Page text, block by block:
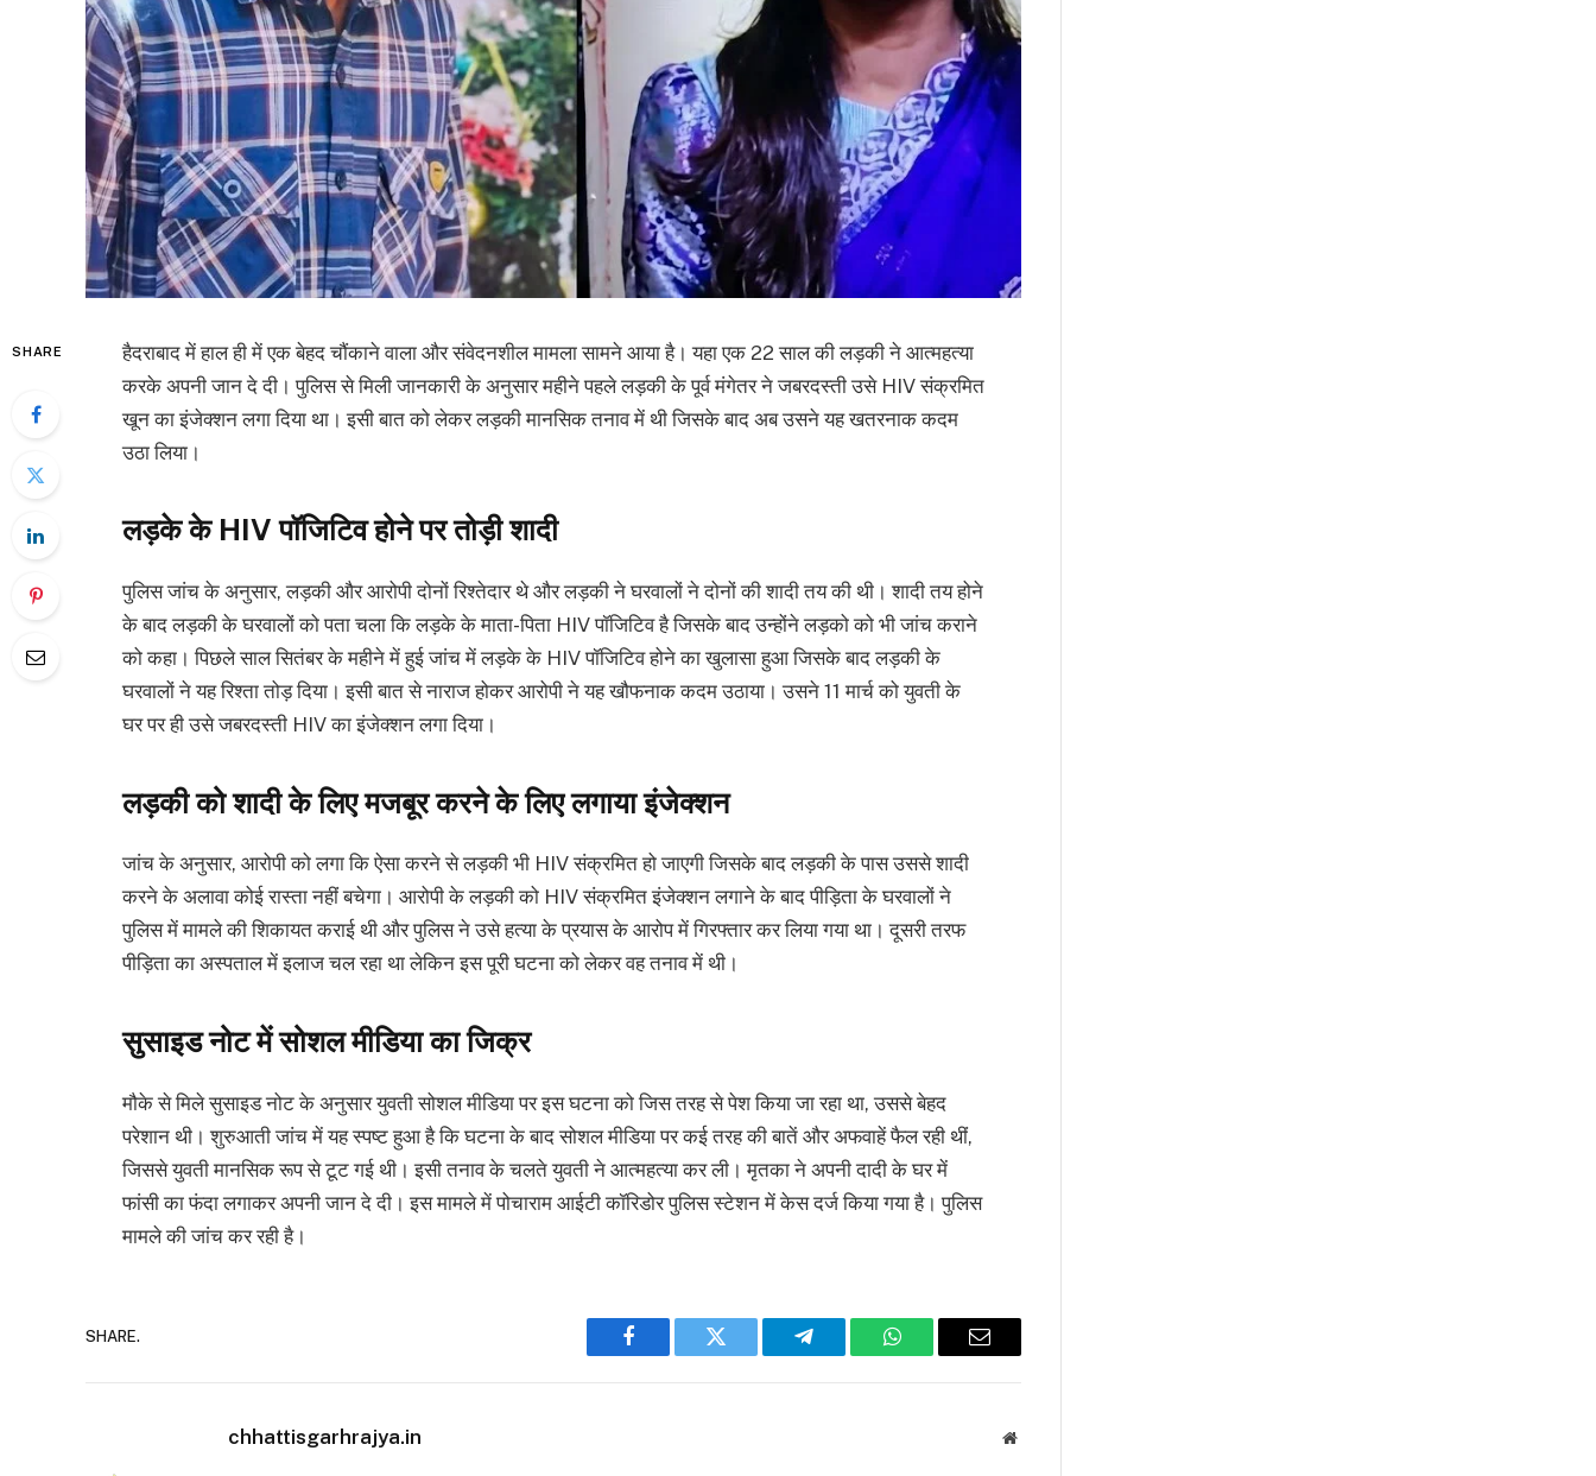
SHARE
हैदराबाद में हाल ही में एक बेहद चौंकाने वाला और संवेदनशील मामला सामने आया है। यहा एक 22 साल की लड़की ने आत्महत्या
करके अपनी जान दे दी। पुलिस से मिली जानकारी के अनुसार महीने पहले लड़की के पूर्व मंगेतर ने जबरदस्ती उसे HIV संक्रमित
खून का इंजेक्शन लगा दिया था। इसी बात को लेकर लड़की मानसिक तनाव में थी जिसके बाद अब उसने यह खतरनाक कदम
उठा लिया।
लड़के के HIV पॉजिटिव होने पर तोड़ी शादी
पुलिस जांच के अनुसार, लड़की और आरोपी दोनों रिश्तेदार थे और लड़की ने घरवालों ने दोनों की शादी तय की थी। शादी तय होने
के बाद लड़की के घरवालों को पता चला कि लड़के के माता-पिता HIV पॉजिटिव है जिसके बाद उन्होंने लड़को को भी जांच कराने
को कहा। पिछले साल सितंबर के महीने में हुई जांच में लड़के के HIV पॉजिटिव होने का खुलासा हुआ जिसके बाद लड़की के
घरवालों ने यह रिश्ता तोड़ दिया। इसी बात से नाराज होकर आरोपी ने यह खौफनाक कदम उठाया। उसने 11 मार्च को युवती के
घर पर ही उसे जबरदस्ती HIV का इंजेक्शन लगा दिया।
लड़की को शादी के लिए मजबूर करने के लिए लगाया इंजेक्शन
जांच के अनुसार, आरोपी को लगा कि ऐसा करने से लड़की भी HIV संक्रमित हो जाएगी जिसके बाद लड़की के पास उससे शादी
करने के अलावा कोई रास्ता नहीं बचेगा। आरोपी के लड़की को HIV संक्रमित इंजेक्शन लगाने के बाद पीड़िता के घरवालों ने
पुलिस में मामले की शिकायत कराई थी और पुलिस ने उसे हत्या के प्रयास के आरोप में गिरफ्तार कर लिया गया था। दूसरी तरफ
पीड़िता का अस्पताल में इलाज चल रहा था लेकिन इस पूरी घटना को लेकर वह तनाव में थी।
सुसाइड नोट में सोशल मीडिया का जिक्र
मौके से मिले सुसाइड नोट के अनुसार युवती सोशल मीडिया पर इस घटना को जिस तरह से पेश किया जा रहा था, उससे बेहद
परेशान थी। शुरुआती जांच में यह स्पष्ट हुआ है कि घटना के बाद सोशल मीडिया पर कई तरह की बातें और अफवाहें फैल रही थीं,
जिससे युवती मानसिक रूप से टूट गई थी। इसी तनाव के चलते युवती ने आत्महत्या कर ली। मृतका ने अपनी दादी के घर में
फांसी का फंदा लगाकर अपनी जान दे दी। इस मामले में पोचाराम आईटी कॉरिडोर पुलिस स्टेशन में केस दर्ज किया गया है। पुलिस
मामले की जांच कर रही है।
SHARE.
Facebook Twitter Telegram WhatsAppEmail
chhattisgarhrajya.in Website